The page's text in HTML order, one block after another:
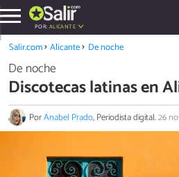
POR: ALICANTE
Salir.com Alicante De noche
De noche
Discotecas latinas en
PorAnabel Prado, Periodista digital.26